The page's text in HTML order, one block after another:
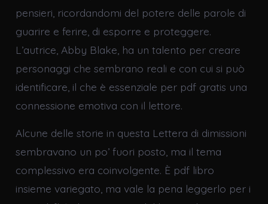
pensieri, ricordandomi del potere delle parole di
guarire e ferire, di esporre e proteggere.
L’autrice, Abby Blake, ha un talento per creare
personaggi che sembrano reali e con cui si può
identificare, il che è essenziale per pdf gratis una
connessione emotiva con il lettore.
Alcune delle storie in questa Lettera di dimissioni
sembravano un po’ fuori posto, ma il tema
complessivo era coinvolgente. È pdf libro
insieme variegato, ma vale la pena leggerlo per i